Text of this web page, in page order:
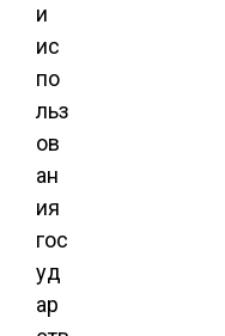
и
ис
по
льз
ов
ан
ия
гос
уд
ар